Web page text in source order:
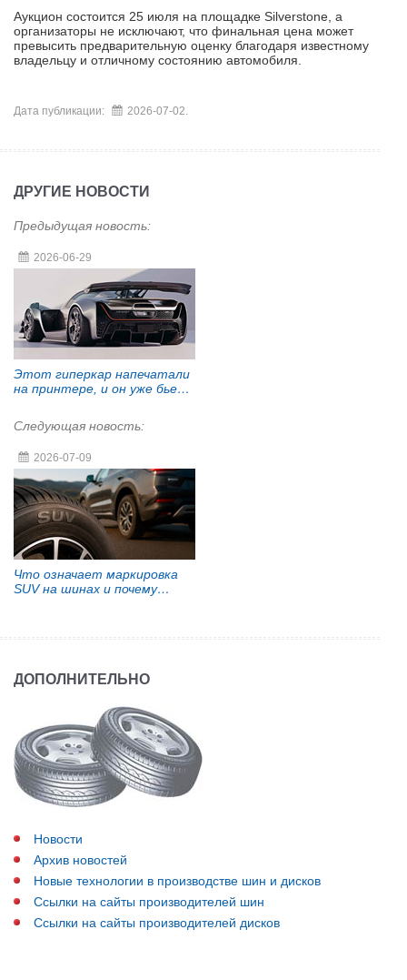
Аукцион состоится 25 июля на площадке Silverstone, а
организаторы не исключают, что финальная цена может
превысить предварительную оценку благодаря известному
владельцу и отличному состоянию автомобиля.
Дата публикации: 2026-07-02.
ДРУГИЕ НОВОСТИ
Предыдущая новость:
2026-06-29
Этот гиперкар напечатали
на принтере, и он уже бьет
Следующая новость:
2026-07-09
Что означает маркировка
SUV на шинах и почему
ДОПОЛНИТЕЛЬНО
Новости
Архив новостей
Новые технологии в производстве шин и дисков
Ссылки на сайты производителей шин
Ссылки на сайты производителей дисков